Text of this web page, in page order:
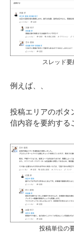
スレッド
例えば、、
投稿エリアのボタ
信内容を要約する
投稿単位の